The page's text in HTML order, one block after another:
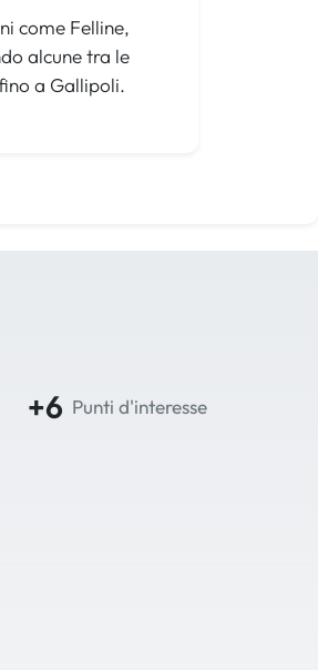
come Felline,
alcune tra le
a Gallipoli.
+6 Punti d'interesse